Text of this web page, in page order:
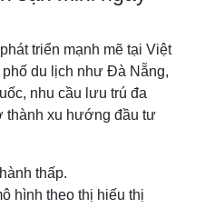
triển mạnh mẽ tại Việt
phố du lịch như Đà Nẵng,
nhu cầu lưu trú đa
thành xu hướng đầu tư
thấp.
hình theo thị hiếu thị